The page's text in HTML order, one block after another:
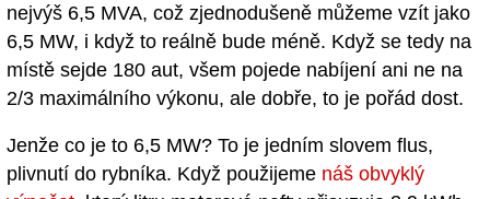
nejvýš 6,5 MVA, což zjednodušeně můžeme vzít jako
6,5 MW, i když to reálně bude méně. Když se tedy na
místě sejde 180 aut, všem pojede nabíjení ani ne na
2/3 maximálního výkonu, ale dobře, to je pořád dost.
Jenže co je to 6,5 MW? To je jedním slovem flus,
plivnutí do rybníka. Když použijeme náš obvyklý